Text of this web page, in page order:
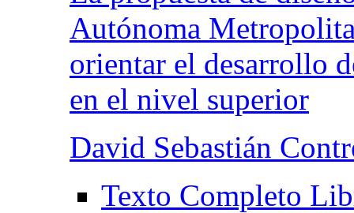
Autónoma
orientar el desarrollo
en el nivel superior
David Sebastián
Texto Completo